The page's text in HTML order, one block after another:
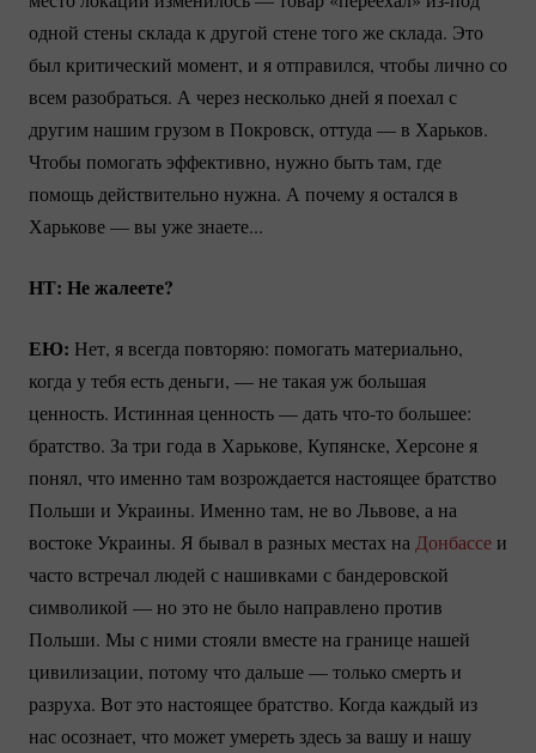
одной стены склада к другой стене того же склада. Это
был критический момент, и я отправился, чтобы лично со
всем разобраться. А через несколько дней я поехал с
другим нашим грузом в Покровск, оттуда — в Харьков.
Чтобы помогать эффективно, нужно быть там, где
помощь действительно нужна. А почему я остался в
Харькове — вы уже знаете...
НТ: Не жалеете?
ЕЮ: Нет, я всегда повторяю: помогать материально,
когда у тебя есть деньги, — не такая уж большая
ценность. Истинная ценность — датьчто-то большее:
братство. За три года в Харькове, Купянске, Херсоне я
понял, что именно там возрождается настоящее братство
Польши и Украины. Именно там, не во Львове, а на
востоке Украины. Я бывал в разных местах на Донбассеи
часто встречал людей с нашивками с бандеровской
символикой — но это не было направлено против
Польши. Мы с ними стояли вместе на границе нашей
цивилизации, потому что дальше — только смерть и
разруха. Вот это настоящее братство. Когда каждый из
нас осознает, что может умереть здесь за вашу и нашу